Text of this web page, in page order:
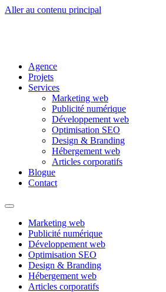
Aller au contenu principal
Agence
Projets
Services
Marketing web
Publicité numérique
Développement web
Optimisation SEO
Design & Branding
Hébergement web
Articles corporatifs
Blogue
Contact
Marketing web
Publicité numérique
Développement web
Optimisation SEO
Design & Branding
Hébergement web
Articles corporatifs